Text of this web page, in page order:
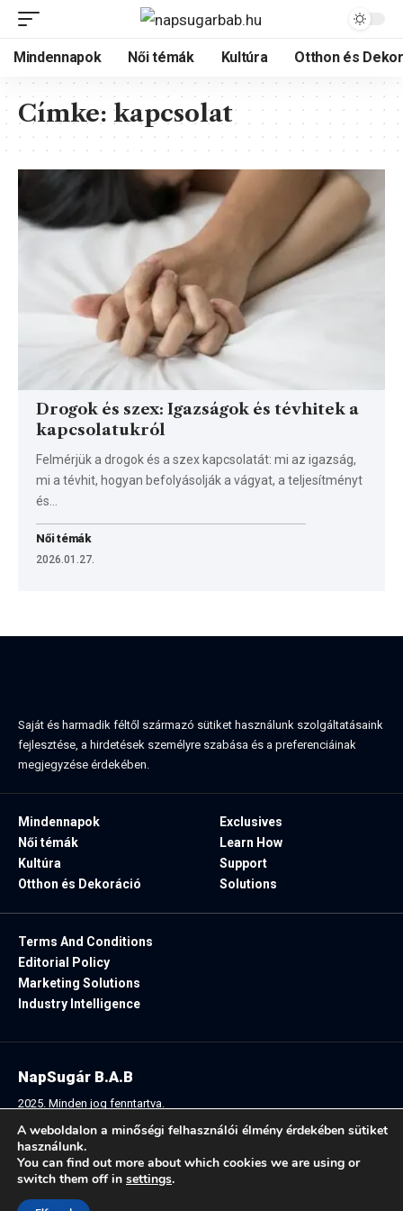
Mindennapok Női témák Kultúra Otthon és
Címke: kapcsolat
Drogok és szex: Igazságok és tévhitek a
kapcsolatukról
Felmérjük a drogok és a szex kapcsolatát: mi az igazság,
mi a tévhit, hogyan befolyásolják a vágyat, a teljesítményt
és…
Női témák
2026.01.27.
Saját és harmadik féltől származó sütiket használunk szolgáltatásaink
fejlesztése, a hirdetések személyre szabása és a preferenciáinak
megjegyzése érdekében.
Mindennapok
Női témák
Kultúra
Otthon és Dekoráció
Exclusives
Learn How
Support
Solutions
Terms And Conditions
Editorial Policy
Marketing Solutions
Industry Intelligence
Follow US:
NapSugár B.A.B
2025. Minden jog fenntartva.
A weboldalon a minőségi felhasználói élmény érdekében sütiket
használunk.
You can find out more about which cookies we are using or
switch them off in settings.